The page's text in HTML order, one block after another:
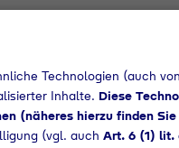
Technologien (auch
Inhalte. Diese
(näheres hierzu finden
(vgl. auch Art. 6 (1) lit.